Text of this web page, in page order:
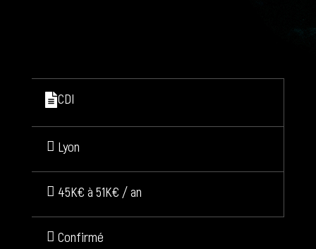
CDI
Lyon
45K€ à 51K€ / an
Confirmé